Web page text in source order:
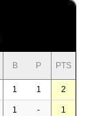
B P PTS
1 1 2
1 - 1